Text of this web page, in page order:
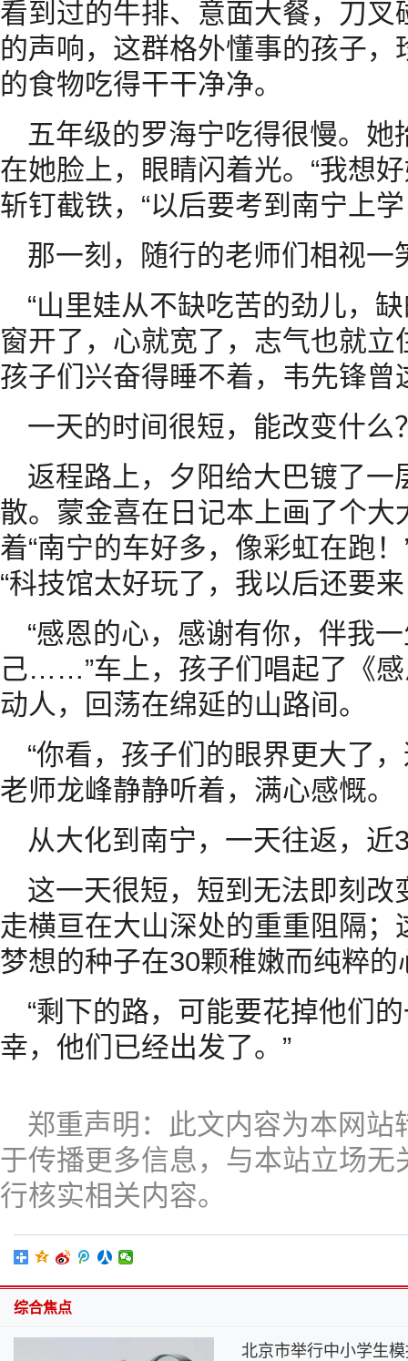
看到过的牛排、意面大餐，刀
的声响，这群格外懂事的孩子
的食物吃得干干净净。
五年级的罗海宁吃得很慢。
在她脸上，眼睛闪着光。“我想
斩钉截铁，“以后要考到南宁上
那一刻，随行的老师们相视一
“山里娃从不缺吃苦的劲儿，
窗开了，心就宽了，志气也就立
孩子们兴奋得睡不着，韦先锋曾
一天的时间很短，能改变什么
返程路上，夕阳给大巴镀了
散。蒙金喜在日记本上画了个
着“南宁的车好多，像彩虹在跑
“科技馆太好玩了，我以后还要
“感恩的心，感谢有你，伴我
己……”车上，孩子们唱起了《
动人，回荡在绵延的山路间。
“你看，孩子们的眼界更大了
老师龙峰静静听着，满心感慨。
从大化到南宁，一天往返，近
这一天很短，短到无法即刻
走横亘在大山深处的重重阻隔
梦想的种子在30颗稚嫩而纯粹
“剩下的路，可能要花掉他们
幸，他们已经出发了。”
郑重声明：此文内容为本网
于传播更多信息，与本站立场
行核实相关内容。
综合焦点
北京市举行中小学生